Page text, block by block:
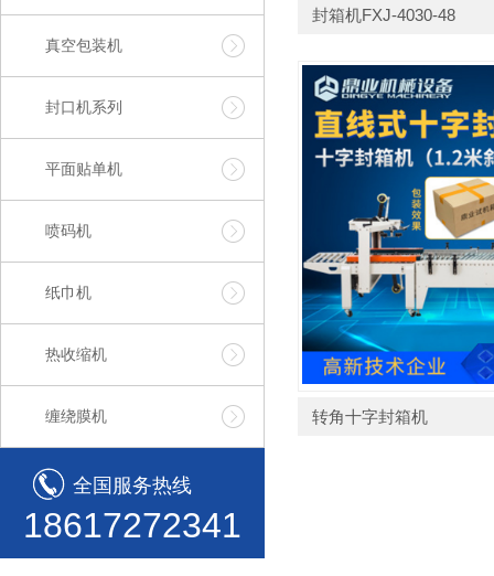
真空包装机
封口机系列
平面贴单机
喷码机
纸巾机
热收缩机
缠绕膜机
全国服务热线
18617272341
封箱机FXJ-4030-48
转角十字封箱机